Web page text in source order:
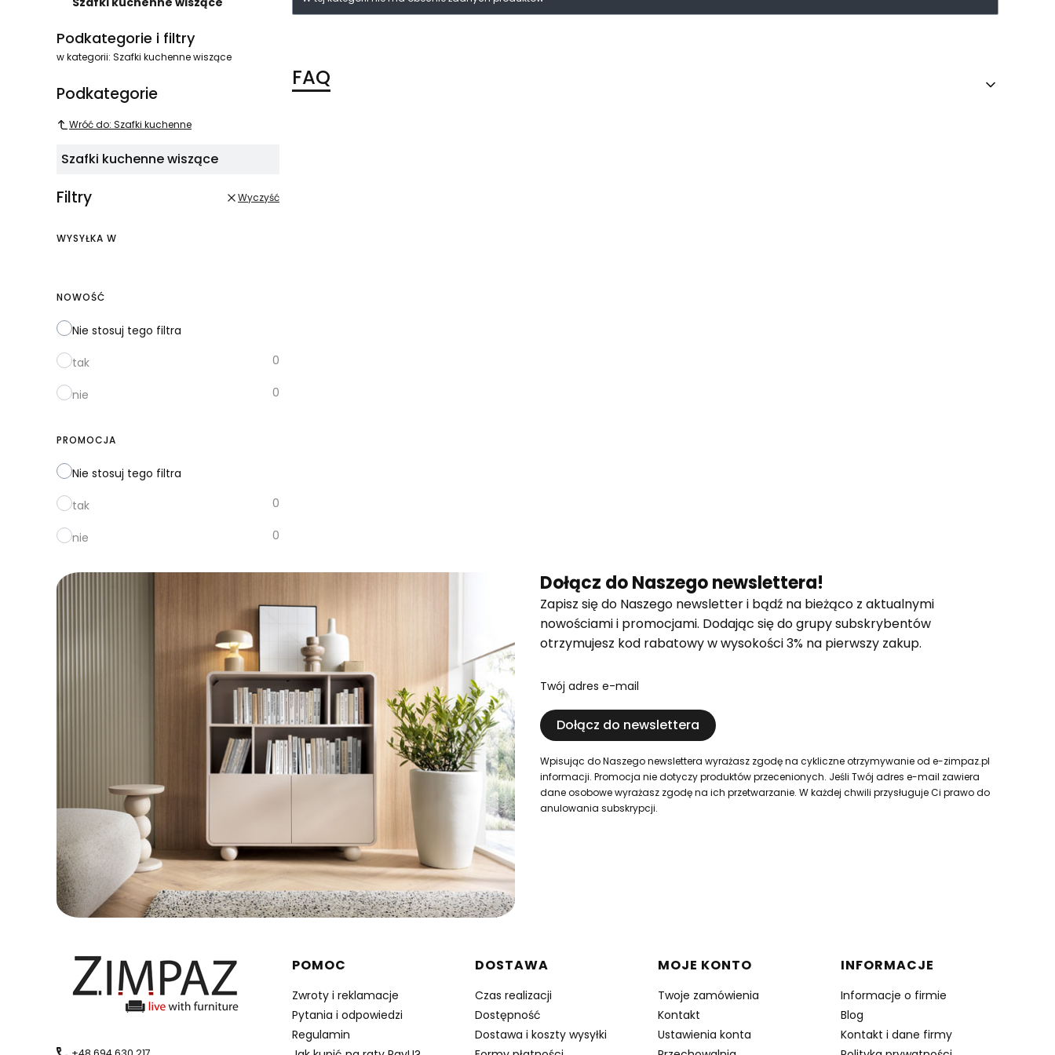
Podkategorie i filtry
w kategorii: Szafki kuchenne wiszące
Podkategorie
Wróć do: Szafki kuchenne
Szafki kuchenne wiszące
Filtry Wyczyść
WYSYŁKA W
NOWOŚĆ
Nie stosuj tego filtra
tak 0
nie 0
PROMOCJA
Nie stosuj tego filtra
tak 0
nie 0
FAQ
Dołącz do Naszego newslettera!
Zapisz się do Naszego newsletter i bądź na bieżąco z aktualnymi
nowościami i promocjami. Dodając się do grupy subskrybentów
otrzymujesz kod rabatowy w wysokości 3% na pierwszy zakup.
Twój adres e-mail
Dołącz do newslettera
Wpisując do Naszego newslettera wyrażasz zgodę na cykliczne otrzymywanie od e-zimpaz.pl
informacji. Promocja nie dotyczy produktów przecenionych. Jeśli Twój adres e-mail zawiera
dane osobowe wyrażasz zgodę na ich przetwarzanie. W każdej chwili przysługuje Ci prawo do
anulowania subskrypcji.
Linki w stopce
POMOC
Zwroty i reklamacje
Pytania i odpowiedzi
Regulamin
DOSTAWA
Czas realizacji
Dostępność
Dostawa i koszty wysyłki
MOJE KONTO
Twoje zamówienia
Kontakt
Ustawienia konta
INFORMACJE
Informacje o firmie
Blog
Kontakt i dane firmy